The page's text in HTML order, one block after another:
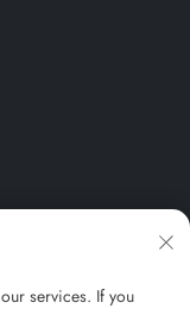
services. If you